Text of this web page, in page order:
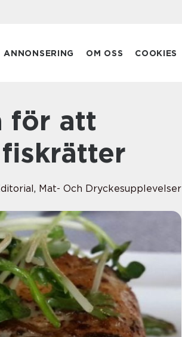
ANNONSERING OM OSS COOKIES
, Mat- Och Dryckesupplevelser